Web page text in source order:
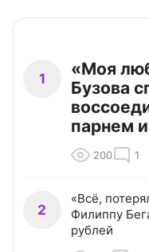
1
«Моя
Бузова
парнем
200 1
2
«Всё,
Филиппу
рублей